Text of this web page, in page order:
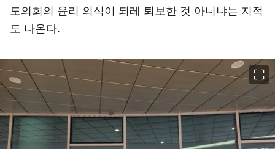
도의회의 윤리 의식이 되레 퇴보한 것 아니냐는 지적
도 나온다.